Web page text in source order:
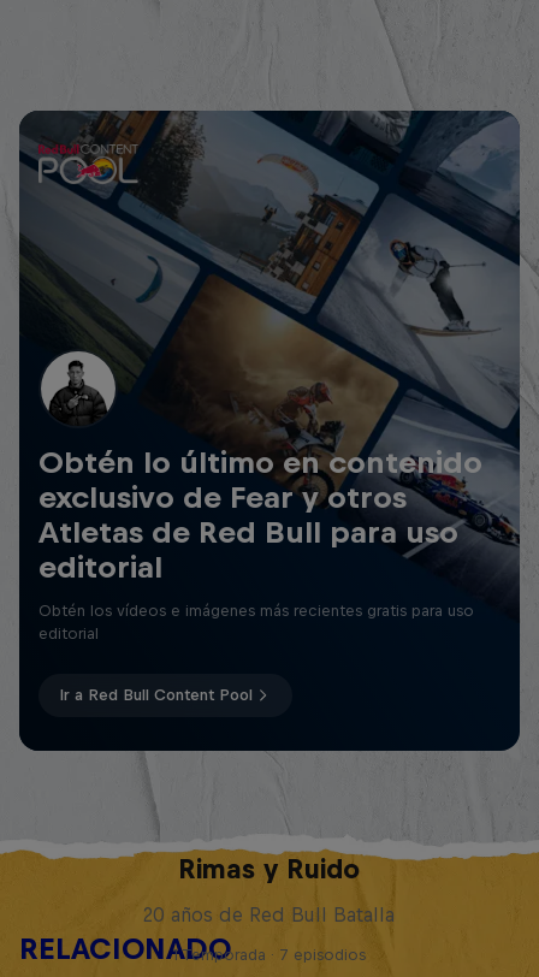
Obtén lo último en contenido
exclusivo de Fear y otros
Atletas de Red Bull para uso
editorial
Obtén los vídeos e imágenes más recientes gratis para uso
editorial
Ir a Red Bull Content Pool
RELACIONADO
Rimas y Ruido
20 años de Red Bull Batalla
1 Temporada · 7 episodios